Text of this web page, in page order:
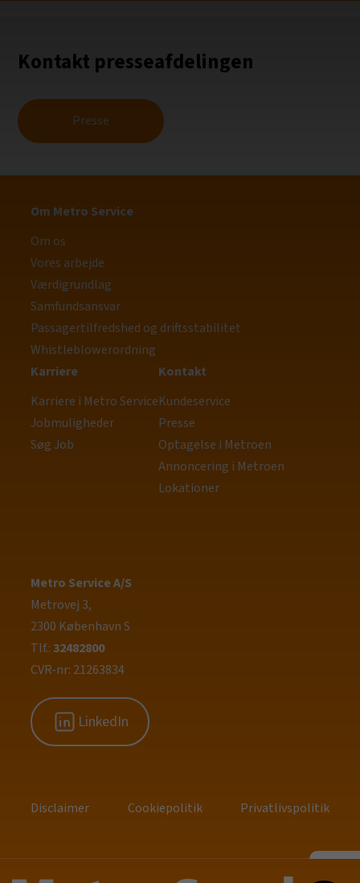
Kontakt presseafdelingen
Presse
Om Metro Service
Om os
Vores arbejde
Værdigrundlag
Samfundsansvar
Passagertilfredshed og driftsstabilitet
Whistleblowerordning
Karriere
Karriere i Metro Service
Jobmuligheder
Søg Job
Kontakt
Kundeservice
Presse
Optagelse i Metroen
Annoncering i Metroen
Lokationer
Metro Service A/S
Metrovej 3,
2300 København S
Tlf.:32482800
CVR-nr: 21263834
LinkedIn
Disclaimer Cookiepolitik Privatlivspolitik